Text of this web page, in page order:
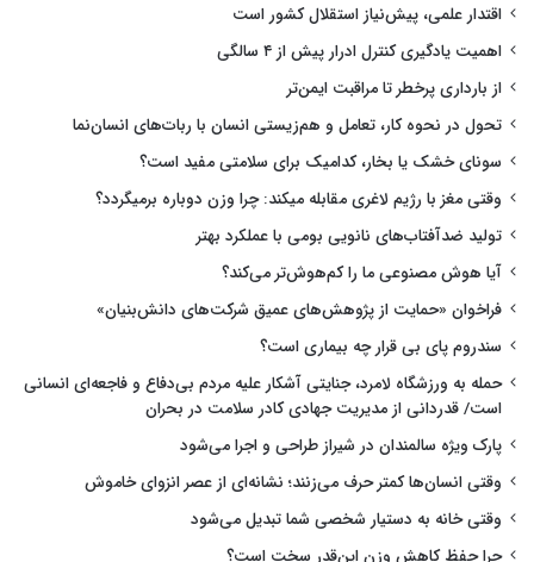
اقتدار علمی، پیش‌نیاز استقلال کشور است
اهمیت یادگیری کنترل ادرار پیش از ۴ سالگی
از بارداری پرخطر تا مراقبت ایمن‌تر
تحول در نحوه کار، تعامل و هم‌زیستی انسان با ربات‌های انسان‌نما
سونای خشک یا بخار، کدامیک برای سلامتی مفید است؟
وقتی مغز با رژیم لاغری مقابله میکند: چرا وزن دوباره برمیگردد؟
تولید ضدآفتاب‌های نانویی بومی با عملکرد بهتر
آیا هوش مصنوعی ما را کم‌هوش‌تر می‌کند؟
فراخوان «حمایت از پژوهش‌های عمیق شرکت‌های دانش‌بنیان»
سندروم پای بی قرار چه بیماری است؟
حمله به ورزشگاه لامرد، جنایتی آشکار علیه مردم بی‌دفاع و فاجعه‌ای انسانی
است/ قدردانی از مدیریت جهادی کادر سلامت در بحران
پارک ویژه سالمندان در شیراز طراحی و اجرا می‌شود
وقتی انسان‌ها کمتر حرف می‌زنند؛ نشانه‌ای از عصر انزوای خاموش
وقتی خانه به دستیار شخصی شما تبدیل می‌شود
چرا حفظ کاهش وزن این‌قدر سخت است؟